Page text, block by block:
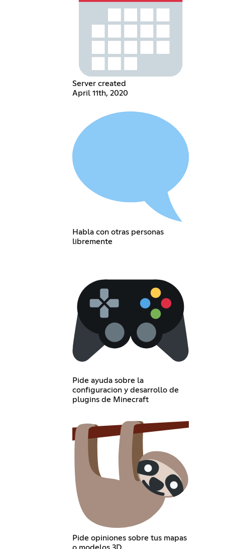
Server created
April 11th, 2020
Habla con otras personas
libremente
Pide ayuda sobre la
configuracion y desarrollo de
plugins de Minecraft
Pide opiniones sobre tus mapas